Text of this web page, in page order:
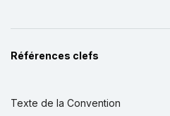
Références clefs
Texte de la Convention